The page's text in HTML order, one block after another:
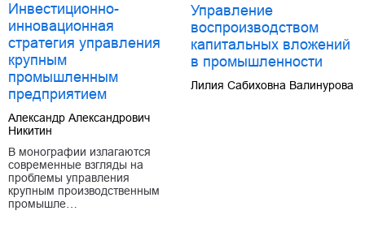
Инвестиционно-
инновационная
стратегия управления
крупным
промышленным
предприятием
Александр Александрович
Никитин
В монографии излагаются
современные взгляды на
проблемы управления
крупным производственным
промышле…
Управление
воспроизводством
капитальных вложений
в промышленности
Лилия Сабиховна Валинурова